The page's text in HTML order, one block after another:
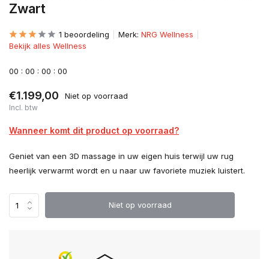
Zwart
1 beoordeling Merk: NRG Wellness
Bekijk alles Wellness
00 : 00 : 00 : 00
€1.199,00 Niet op voorraad
Incl. btw
Wanneer komt dit product op voorraad?
Geniet van een 3D massage in uw eigen huis terwijl uw rug
heerlijk verwarmt wordt en u naar uw favoriete muziek luistert.
Niet op voorraad